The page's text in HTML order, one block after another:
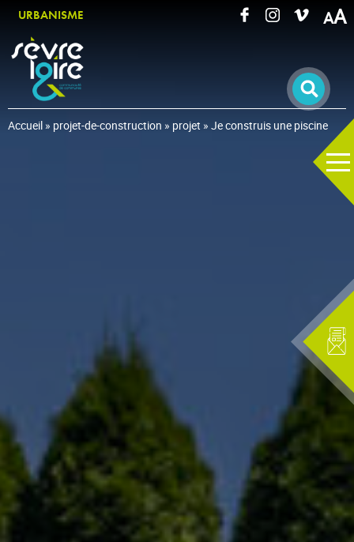
RECHERCHER UNE INFORMATION
URBANISME A
Accueil » projet-de-construction » projet » Je construis une piscine